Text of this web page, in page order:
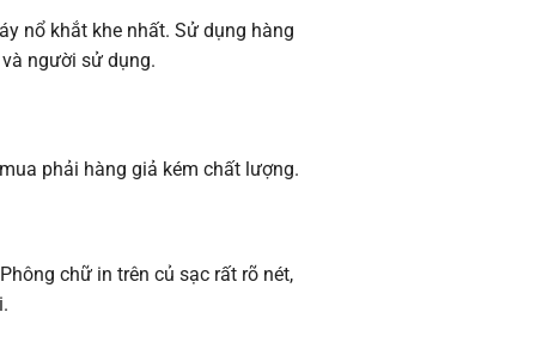
nổ khắt khe nhất. Sử dụng hàng
người sử dụng.
phải hàng giả kém chất lượng.
chữ in trên củ sạc rất rõ nét,